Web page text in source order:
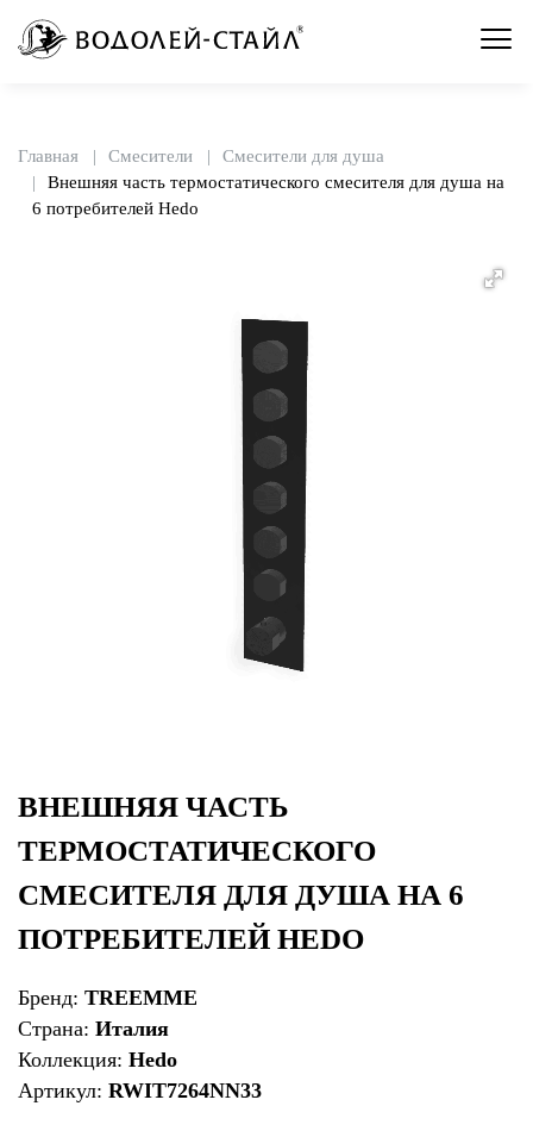
Главная Смесители
Смесители для душа
Внешняя часть термостатического смесителя для душа на
6 потребителей Hedo
ВНЕШНЯЯ ЧАСТЬ
ТЕРМОСТАТИЧЕСКОГО
СМЕСИТЕЛЯ ДЛЯ ДУША НА 6
ПОТРЕБИТЕЛЕЙ HEDO
Бренд: TREEMME
Страна: Италия
Коллекция: Hedo
Артикул: RWIT7264NN33